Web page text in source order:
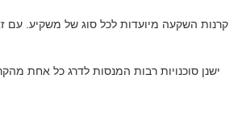
קרנות השקעה מיועדות לכל סוג של משקיע. עם
ישנן סוכנויות רבות המנסות לדרג כל אחת